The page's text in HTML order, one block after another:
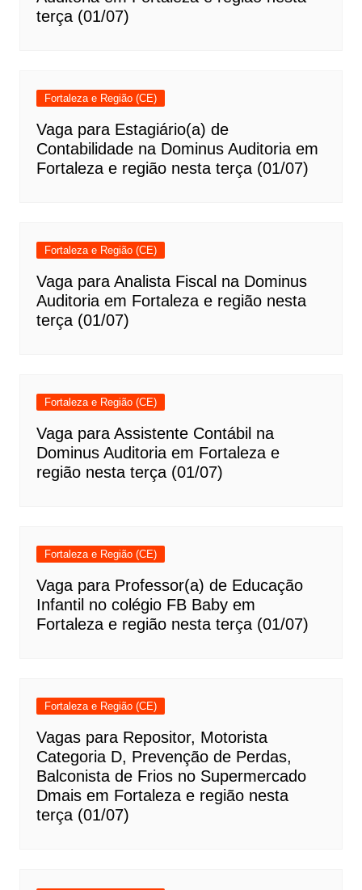
terça (01/07)
Fortaleza e Região (CE)
Vaga para Estagiário(a) de
Contabilidade na Dominus Auditoria em
Fortaleza e região nesta terça (01/07)
Fortaleza e Região (CE)
Vaga para Analista Fiscal na Dominus
Auditoria em Fortaleza e região nesta
terça (01/07)
Fortaleza e Região (CE)
Vaga para Assistente Contábil na
Dominus Auditoria em Fortaleza e
região nesta terça (01/07)
Fortaleza e Região (CE)
Vaga para Professor(a) de Educação
Infantil no colégio FB Baby em
Fortaleza e região nesta terça (01/07)
Fortaleza e Região (CE)
Vagas para Repositor, Motorista
Categoria D, Prevenção de Perdas,
Balconista de Frios no Supermercado
Dmais em Fortaleza e região nesta
terça (01/07)